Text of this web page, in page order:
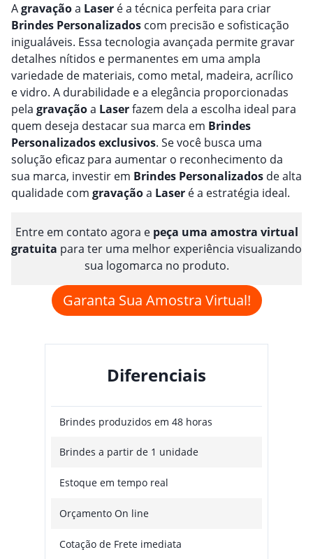
Agravaçãoa Laser é a técnica perfeita para criar
Brindes Personalizados com precisão e sofisticação
inigualáveis. Essa tecnologia avançada permite gravar
detalhes nítidos e permanentes em uma ampla
variedade de materiais, como metal, madeira, acrílico
e vidro. A durabilidade e a elegância proporcionadas
pela gravaçãoa Laserfazem dela a escolha ideal para
quem deseja destacar sua marca em Brindes
Personalizadosexclusivos. Se você busca uma
solução eficaz para aumentar o reconhecimento da
sua marca, investir em Brindes Personalizados de alta
qualidade com gravaçãoa Laser é a estratégia ideal.
Entre em contato agora e peça uma amostra virtual
gratuita para ter uma melhor experiência visualizando
sua logomarca no produto.
Garanta Sua Amostra Virtual!
Diferenciais
Brindes produzidos em 48 horas
Brindes a partir de 1 unidade
Estoque em tempo real
Orçamento On line
Cotação de Frete imediata